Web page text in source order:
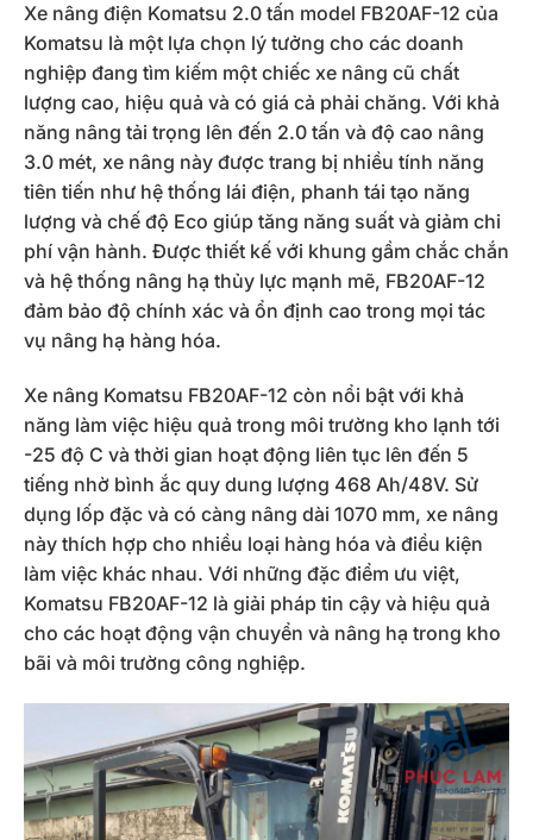
Xe nâng điện Komatsu 2.0 tấn model FB20AF-12 của
Komatsu là một lựa chọn lý tưởng cho các doanh
nghiệp đang tìm kiếm một chiếc xe nâng cũ chất
lượng cao, hiệu quả và có giá cả phải chăng. Với khả
năng nâng tải trọng lên đến 2.0 tấn và độ cao nâng
3.0 mét, xe nâng này được trang bị nhiều tính năng
tiên tiến như hệ thống lái điện, phanh tái tạo năng
lượng và chế độ Eco giúp tăng năng suất và giảm chi
phí vận hành. Được thiết kế với khung gầm chắc chắn
và hệ thống nâng hạ thủy lực mạnh mẽ, FB20AF-12
đảm bảo độ chính xác và ổn định cao trong mọi tác
vụ nâng hạ hàng hóa.
Xe nâng Komatsu FB20AF-12 còn nổi bật với khả
năng làm việc hiệu quả trong môi trường kho lạnh tới
-25 độ C và thời gian hoạt động liên tục lên đến 5
tiếng nhờ bình ắc quy dung lượng 468 Ah/48V. Sử
dụng lốp đặc và có càng nâng dài 1070 mm, xe nâng
này thích hợp cho nhiều loại hàng hóa và điều kiện
làm việc khác nhau. Với những đặc điểm ưu việt,
Komatsu FB20AF-12 là giải pháp tin cậy và hiệu quả
cho các hoạt động vận chuyển và nâng hạ trong kho
bãi và môi trường công nghiệp.